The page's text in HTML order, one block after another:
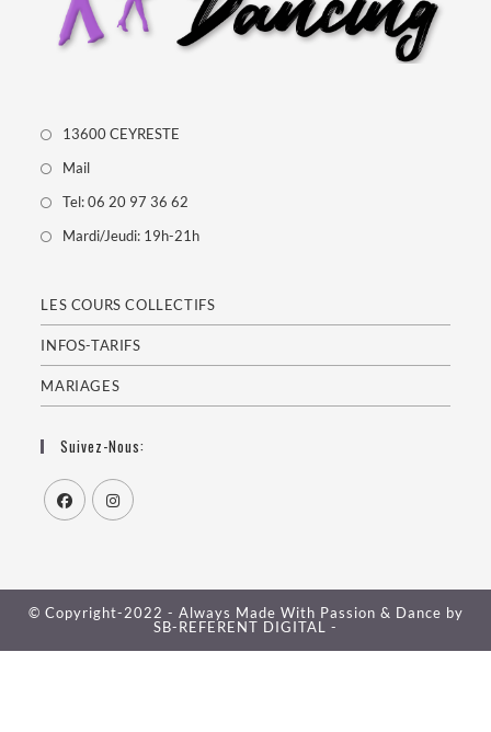
13600 CEYRESTE
Mail
Tel: 06 20 97 36 62
Mardi/Jeudi: 19h-21h
LES COURS COLLECTIFS
INFOS-TARIFS
MARIAGES
Suivez-Nous:
© Copyright-2022 - Always Made With Passion & Dance by
SB-REFERENT DIGITAL -